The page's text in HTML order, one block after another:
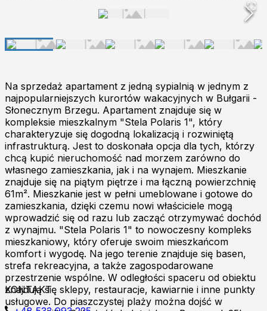
Na sprzedaż apartament z jedną sypialnią w jednym z
najpopularniejszych kurortów wakacyjnych w Bułgarii -
Słonecznym Brzegu. Apartament znajduje się w
kompleksie mieszkalnym "Stela Polaris 1", który
charakteryzuje się dogodną lokalizacją i rozwiniętą
infrastrukturą. Jest to doskonała opcja dla tych, którzy
chcą kupić nieruchomość nad morzem zarówno do
własnego zamieszkania, jak i na wynajem. Mieszkanie
znajduje się na piątym piętrze i ma łączną powierzchnię
61m². Mieszkanie jest w pełni umeblowane i gotowe do
zamieszkania, dzięki czemu nowi właściciele mogą
wprowadzić się od razu lub zacząć otrzymywać dochód
z wynajmu. "Stela Polaris 1" to nowoczesny kompleks
mieszkaniowy, który oferuje swoim mieszkańcom
komfort i wygodę. Na jego terenie znajduje się basen,
strefa rekreacyjna, a także zagospodarowane
przestrzenie wspólne. W odległości spaceru od obiektu
znajdują się sklepy, restauracje, kawiarnie i inne punkty
usługowe. Do piaszczystej plaży można dojść w
KONTAKT